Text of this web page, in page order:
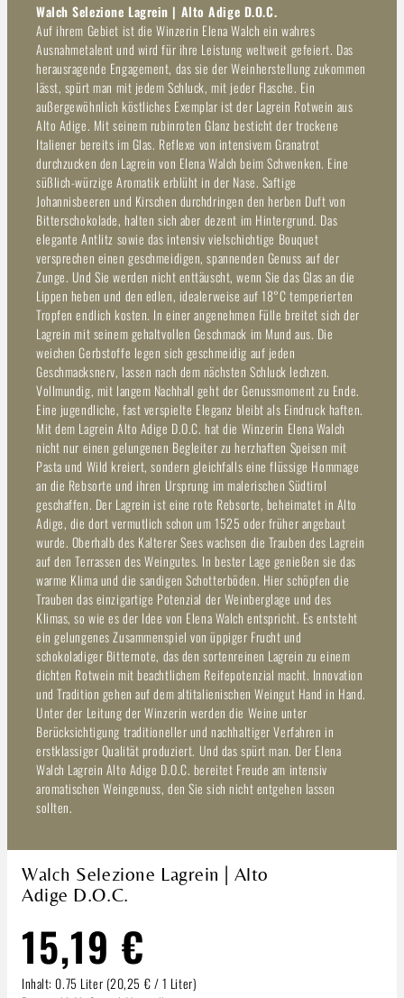
Walch Selezione Lagrein | Alto Adige D.O.C.
Auf ihrem Gebiet ist die Winzerin Elena Walch ein wahres
Ausnahmetalent und wird für ihre Leistung weltweit gefeiert. Das
herausragende Engagement, das sie der Weinherstellung zukommen
lässt, spürt man mit jedem Schluck, mit jeder Flasche. Ein
außergewöhnlich köstliches Exemplar ist der Lagrein Rotwein aus
Alto Adige. Mit seinem rubinroten Glanz besticht der trockene
Italiener bereits im Glas. Reflexe von intensivem Granatrot
durchzucken den Lagrein von Elena Walch beim Schwenken. Eine
süßlich-würzige Aromatik erblüht in der Nase. Saftige
Johannisbeeren und Kirschen durchdringen den herben Duft von
Bitterschokolade, halten sich aber dezent im Hintergrund. Das
elegante Antlitz sowie das intensiv vielschichtige Bouquet
versprechen einen geschmeidigen, spannenden Genuss auf der
Zunge. Und Sie werden nicht enttäuscht, wenn Sie das Glas an die
Lippen heben und den edlen, idealerweise auf 18°C temperierten
Tropfen endlich kosten. In einer angenehmen Fülle breitet sich der
Lagrein mit seinem gehaltvollen Geschmack im Mund aus. Die
weichen Gerbstoffe legen sich geschmeidig auf jeden
Geschmacksnerv, lassen nach dem nächsten Schluck lechzen.
Vollmundig, mit langem Nachhall geht der Genussmoment zu Ende.
Eine jugendliche, fast verspielte Eleganz bleibt als Eindruck haften.
Mit dem Lagrein Alto Adige D.O.C. hat die Winzerin Elena Walch
nicht nur einen gelungenen Begleiter zu herzhaften Speisen mit
Pasta und Wild kreiert, sondern gleichfalls eine flüssige Hommage
an die Rebsorte und ihren Ursprung im malerischen Südtirol
geschaffen. Der Lagrein ist eine rote Rebsorte, beheimatet in Alto
Adige, die dort vermutlich schon um 1525 oder früher angebaut
wurde. Oberhalb des Kalterer Sees wachsen die Trauben des Lagrein
auf den Terrassen des Weingutes. In bester Lage genießen sie das
warme Klima und die sandigen Schotterböden. Hier schöpfen die
Trauben das einzigartige Potenzial der Weinberglage und des
Klimas, so wie es der Idee von Elena Walch entspricht. Es entsteht
ein gelungenes Zusammenspiel von üppiger Frucht und
schokoladiger Bitternote, das den sortenreinen Lagrein zu einem
dichten Rotwein mit beachtlichem Reifepotenzial macht. Innovation
und Tradition gehen auf dem altitalienischen Weingut Hand in Hand.
Unter der Leitung der Winzerin werden die Weine unter
Berücksichtigung traditioneller und nachhaltiger Verfahren in
erstklassiger Qualität produziert. Und das spürt man. Der Elena
Walch Lagrein Alto Adige D.O.C. bereitet Freude am intensiv
aromatischen Weingenuss, den Sie sich nicht entgehen lassen
sollten.
Walch Selezione Lagrein | Alto
Adige D.O.C.
15,19 €
Inhalt: 0.75 Liter (20,25 € / 1 Liter)